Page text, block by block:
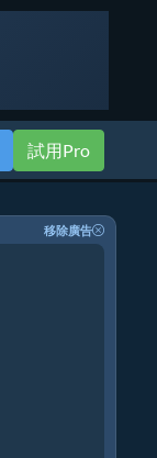
試用Pro
移除廣告